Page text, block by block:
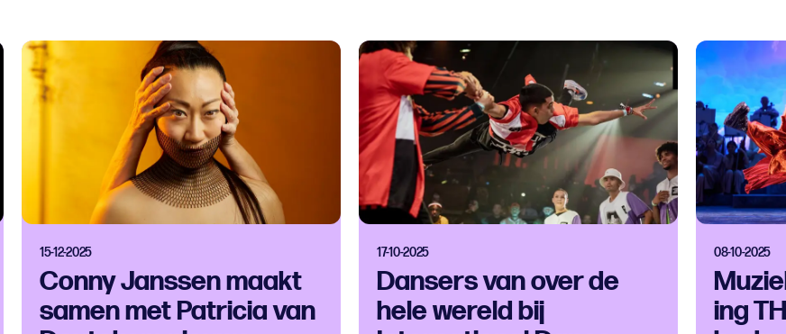
15-12-2025
Conny Janssen maakt
samen met Patricia van
17-10-2025
Dansers van over de
hele wereld bij
08-10-2025
ing